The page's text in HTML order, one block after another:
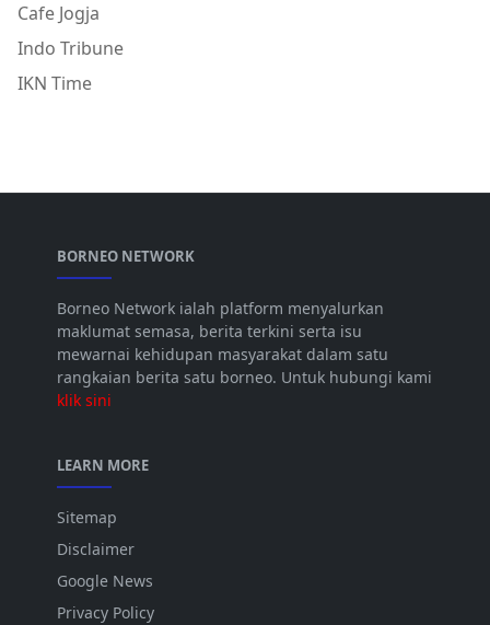
Cafe Jogja
Indo Tribune
IKN Time
BORNEO NETWORK
Borneo Network ialah platform menyalurkan
maklumat semasa, berita terkini serta isu
mewarnai kehidupan masyarakat dalam satu
rangkaian berita satu borneo. Untuk hubungi kami
klik sini
LEARN MORE
Sitemap
Disclaimer
Google News
Privacy Policy